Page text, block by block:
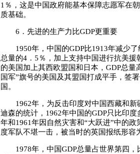
1％，这是中国政府能基本保障志愿军在
质基础。
6．先进的生产力比GDP更重要
1950年，中国的GDP比1913年减少了
总量的4．5％，加上支持中国进行抗美
的美国加上其西欧盟国和日本，GDP总
国军”旗号的美国及其盟国打成平手，签
国。
1962年，为反击印度对中国西藏和新
迪森的统计，1962年中国的GDP只比印
年和1961年因自然灾害和“大跃进”中的
度军队不堪一击，被当时的英国报纸形容
1978年，中国GDP总量占世界第四，